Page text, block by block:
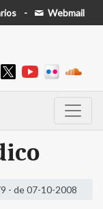
- Webmail
- de 07-10-2008